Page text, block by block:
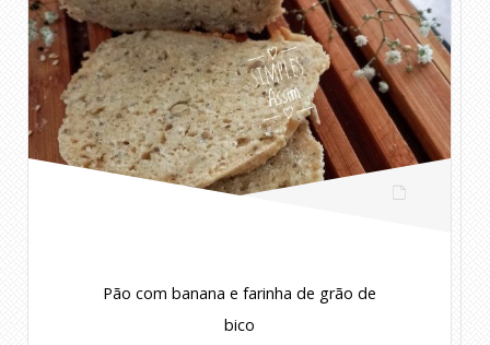
Pão com banana e farinha de grão de
bico